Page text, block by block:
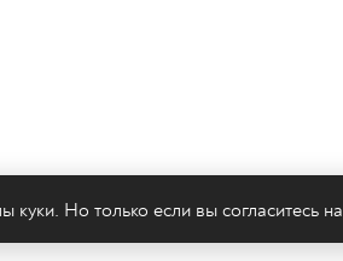
Но только если вы согласитесь на